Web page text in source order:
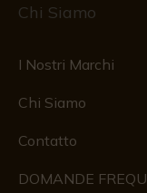
Chi Siamo
I Nostri Marchi
Chi Siamo
Contatto
DOMANDE